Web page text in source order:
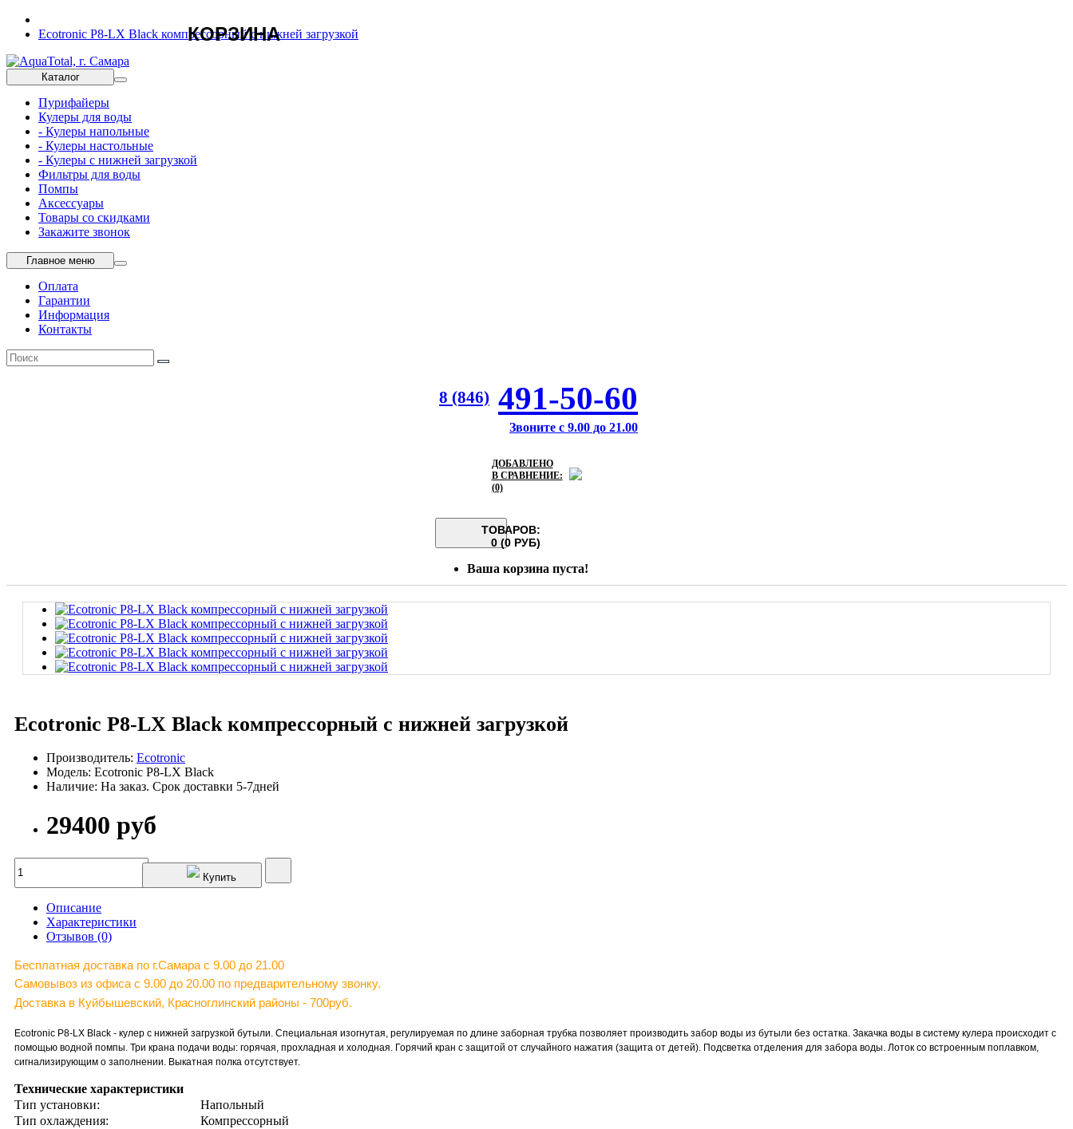
Ecotronic P8-LX Black компрессорный с нижней загрузкой
Каталог
Пурифайеры
Кулеры для воды
- Кулеры напольные
- Кулеры настольные
- Кулеры с нижней загрузкой
Фильтры для воды
Помпы
Аксессуары
Товары со скидками
Закажите звонок
Главное меню
Оплата
Гарантии
Информация
Контакты
8 (846) 491-50-60
Звоните с 9.00 до 21.00
ДОБАВЛЕНО
В СРАВНЕНИЕ:
(0)
ТОВАРОВ:
0 (0 РУБ)
КОРЗИНА
Ваша корзина пуста!
Ecotronic P8-LX Black компрессорный с нижней загрузкой
Производитель: Ecotronic
Модель: Ecotronic P8-LX Black
Наличие: На заказ. Срок доставки 5-7дней
29400 руб
Купить
Описание
Характеристики
Отзывов (0)
Бесплатная доставка по г.Самара c 9.00 до 21.00
Самовывоз из офиса с 9.00 до 20.00 по предварительному звонку.
Доставка в Куйбышевский, Красноглинский районы - 700руб.
Ecotronic P8-LX Black - кулер с нижней загрузкой бутыли. Специальная изогнутая, регулируемая по длине заборная трубка позволяет производить забор воды из бутыли без остатка. Закачка воды в систему кулера происходит с
помощью водной помпы. Три крана подачи воды: горячая, прохладная и холодная. Горячий кран с защитой от случайного нажатия (защита от детей). Подсветка отделения для забора воды. Лоток со встроенным поплавком,
сигнализирующим о заполнении. Выкатная полка отсутствует.
Технические характеристики
Тип установки:
Напольный
Тип охлаждения:
Компрессорный